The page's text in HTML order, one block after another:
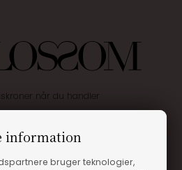
information
bruger teknologier,
når du handler
på næste køb